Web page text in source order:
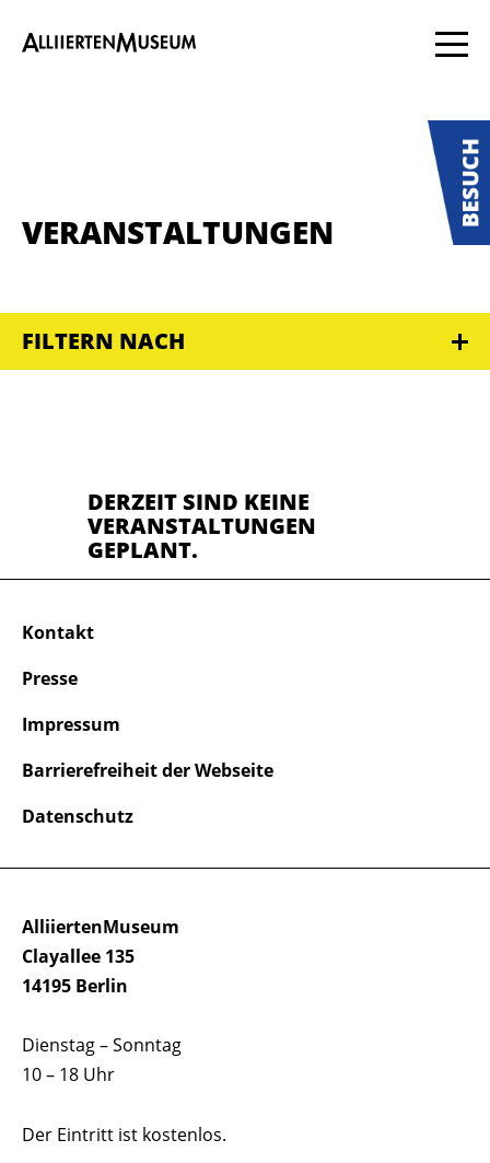
VERANSTALTUNGEN
FILTERN NACH
DERZEIT SIND KEINE
VERANSTALTUNGEN
GEPLANT.
AlliiertenMuseum
Clayallee 135
14195 Berlin
Dienstag – Sonntag
10 – 18 Uhr
Der Eintritt ist kostenlos.
Kontakt
Presse
Impressum
Barrierefreiheit der Webseite
Datenschutz